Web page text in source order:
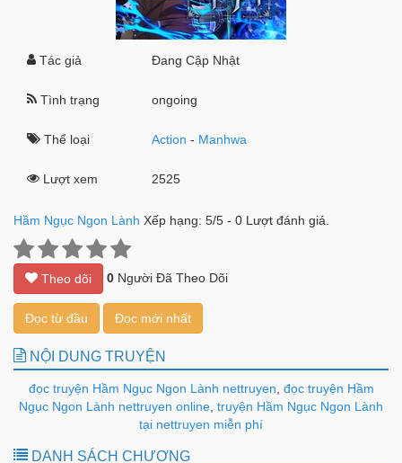
Tác giả Đang Cập Nhật
Tình trạng ongoing
Thể loại Action - Manhwa
Lượt xem 2525
Hầm Ngục Ngon Lành Xếp hạng: 5/5 - 0 Lượt đánh giá.
Theo dõi 0 Người Đã Theo Dõi
Đọc từ đầu Đọc mới nhất
NỘI DUNG TRUYỆN
đọc truyện Hầm Ngục Ngon Lành nettruyen đọc truyện Hầm
Ngục Ngon Lành nettruyen online truyện Hầm Ngục Ngon Lành
tại nettruyen miễn phí
DANH SÁCH CHƯƠNG